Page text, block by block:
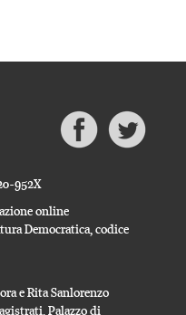
952X
online
Democratica, codice
e Rita Sanlorenzo
Palazzo di